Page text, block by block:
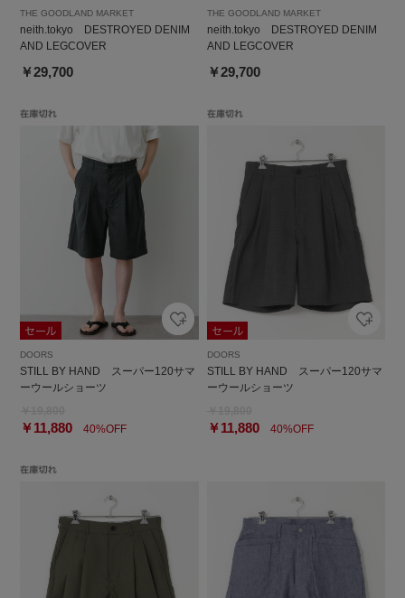
THE GOODLAND MARKET
neith.tokyo DESTROYED DENIM
AND LEGCOVER
￥29,700
THE GOODLAND MARKET
neith.tokyo DESTROYED DENIM
AND LEGCOVER
￥29,700
DOORS
STILL BY HAND スーパー120サマ
ーウールショーツ
￥11,880 40%OFF
DOORS
STILL BY HAND スーパー120サマ
ーウールショーツ
￥11,88040%OFF